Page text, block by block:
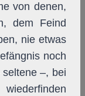
von denen,
dem Feind
nie etwas
noch
–, bei